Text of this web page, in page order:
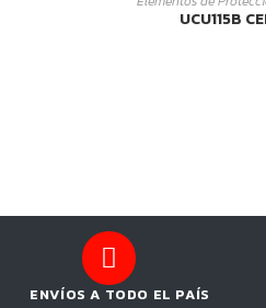
UCU115B
ENVÍOS A TODO EL PAÍS